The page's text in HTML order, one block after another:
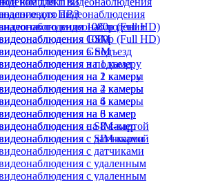
видеонаблюдения
1080p (Full HD)
GSM
в подъезд
на 1 камеру
на 2 камеры
на 4 камеры
на 6 камер
на 8 камер
с SIM-картой
с датчиками
с удаленным
для ПВЗ
видеонаблюдения
1080p (Full HD)
GSM
в подъезд
на 1 камеру
на 2 камеры
на 4 камеры
на 6 камер
на 8 камер
с SIM-картой
с датчиками
с удаленным